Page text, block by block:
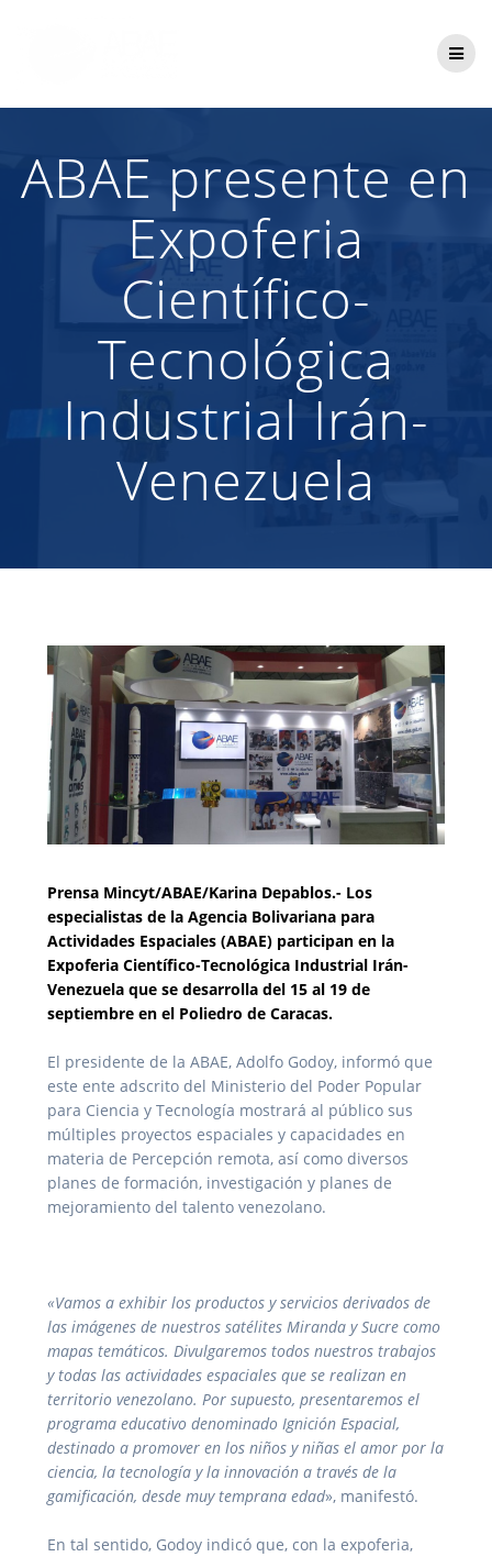
ABAE presente en
Expoferia
Científico-
Tecnológica
Industrial Irán-
Venezuela
Prensa Mincyt/ABAE/Karina Depablos.- Los
especialistas de la Agencia Bolivariana para
Actividades Espaciales (ABAE) participan en la
Expoferia Científico-Tecnológica Industrial Irán-
Venezuela que se desarrolla del 15 al 19 de
septiembre en el Poliedro de Caracas.
El presidente de la ABAE, Adolfo Godoy, informó que
este ente adscrito del Ministerio del Poder Popular
para Ciencia y Tecnología mostrará al público sus
múltiples proyectos espaciales y capacidades en
materia de Percepción remota, así como diversos
planes de formación, investigación y planes de
mejoramiento del talento venezolano.
«Vamos a exhibir los productos y servicios derivados de
las imágenes de nuestros satélites Miranda y Sucre como
mapas temáticos. Divulgaremos todos nuestros trabajos
y todas las actividades espaciales que se realizan en
territorio venezolano. Por supuesto, presentaremos el
programa educativo denominado Ignición Espacial,
destinado a promover en los niños y niñas el amor por la
ciencia, la tecnología y la innovación a través de la
gamificación, desde muy temprana edad», manifestó.
En tal sentido, Godoy indicó que, con la expoferia,